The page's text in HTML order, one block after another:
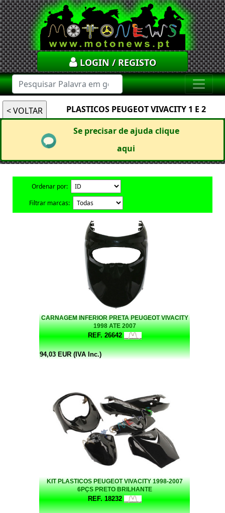
LOGIN / REGISTO
PLASTICOS PEUGEOT VIVACITY 1 E 2
Se precisar de ajuda clique
aqui
Ordenar por:
Filtrar marcas:
CARNAGEM INFERIOR PRETA PEUGEOT VIVACITY
1998 ATE 2007
REF. 26642
94,03 EUR (IVA Inc.)
KIT PLASTICOS PEUGEOT VIVACITY 1998-2007
6PÇS PRETO BRILHANTE
REF. 18232